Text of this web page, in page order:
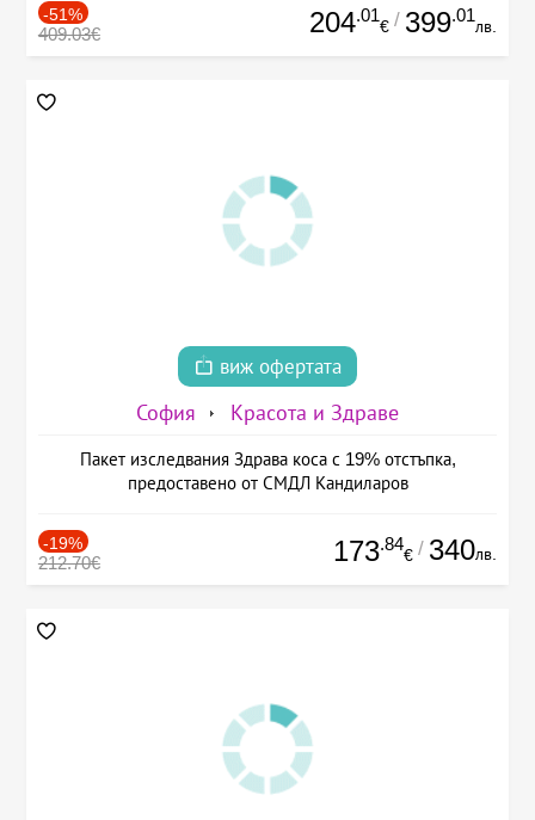
-51%
409.03€ 204.01
€ / 399.01
лв.
виж офертата
София Красота и Здраве
Пакет изследвания Здрава коса с 19% отстъпка,
предоставено от СМДЛ Кандиларов
-19%
212.70€ 173.84
€ / 340лв.